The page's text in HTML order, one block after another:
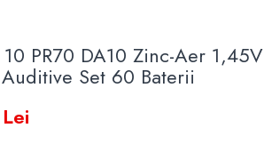
PR70 DA10 Zinc-Aer 1,45V
Set 60 Baterii